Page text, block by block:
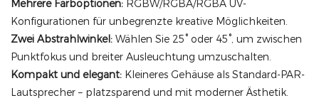
Mehrere Farboptionen: RGBW/RGBA/RGBA UV-
Konfigurationen für unbegrenzte kreative Möglichkeiten.
Zwei Abstrahlwinkel: Wählen Sie 25° oder 45°, um zwischen
Punktfokus und breiter Ausleuchtung umzuschalten.
Kompakt und elegant: Kleineres Gehäuse als Standard-PAR-
Lautsprecher – platzsparend und mit moderner Ästhetik.